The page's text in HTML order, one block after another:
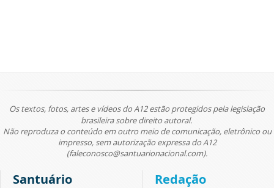
Os textos, fotos, artes e vídeos do A12 estão protegidos pela legislação
brasileira sobre direito autoral.
Não reproduza o conteúdo em outro meio de comunicação, eletrônico ou
impresso, sem autorização expressa do A12
(faleconosco@santuarionacional.com).
Santuário Redação